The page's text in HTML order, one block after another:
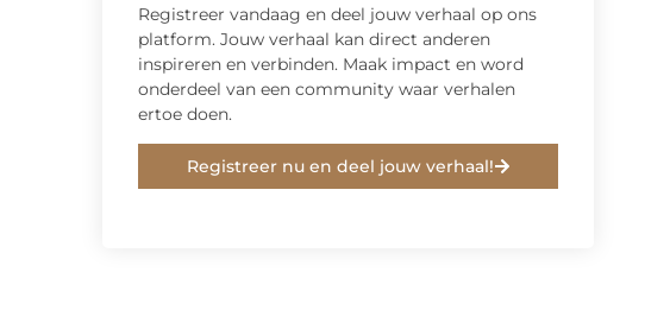
Registreer vandaag en deel jouw verhaal op ons
platform. Jouw verhaal kan direct anderen
inspireren en verbinden. Maak impact en word
onderdeel van een community waar verhalen
ertoe doen.
Registreer nu en deel jouw verhaal!